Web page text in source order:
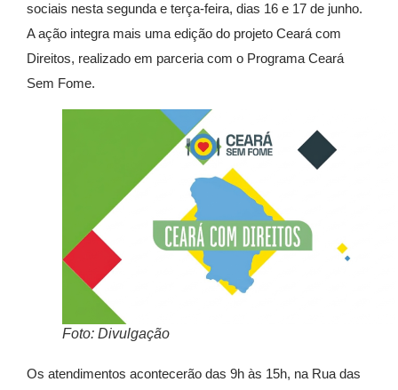
sociais nesta segunda e terça-feira, dias 16 e 17 de junho.
A ação integra mais uma edição do projeto Ceará com
Direitos, realizado em parceria com o Programa Ceará
Sem Fome.
Foto: Divulgação
Os atendimentos acontecerão das 9h às 15h, na Rua das